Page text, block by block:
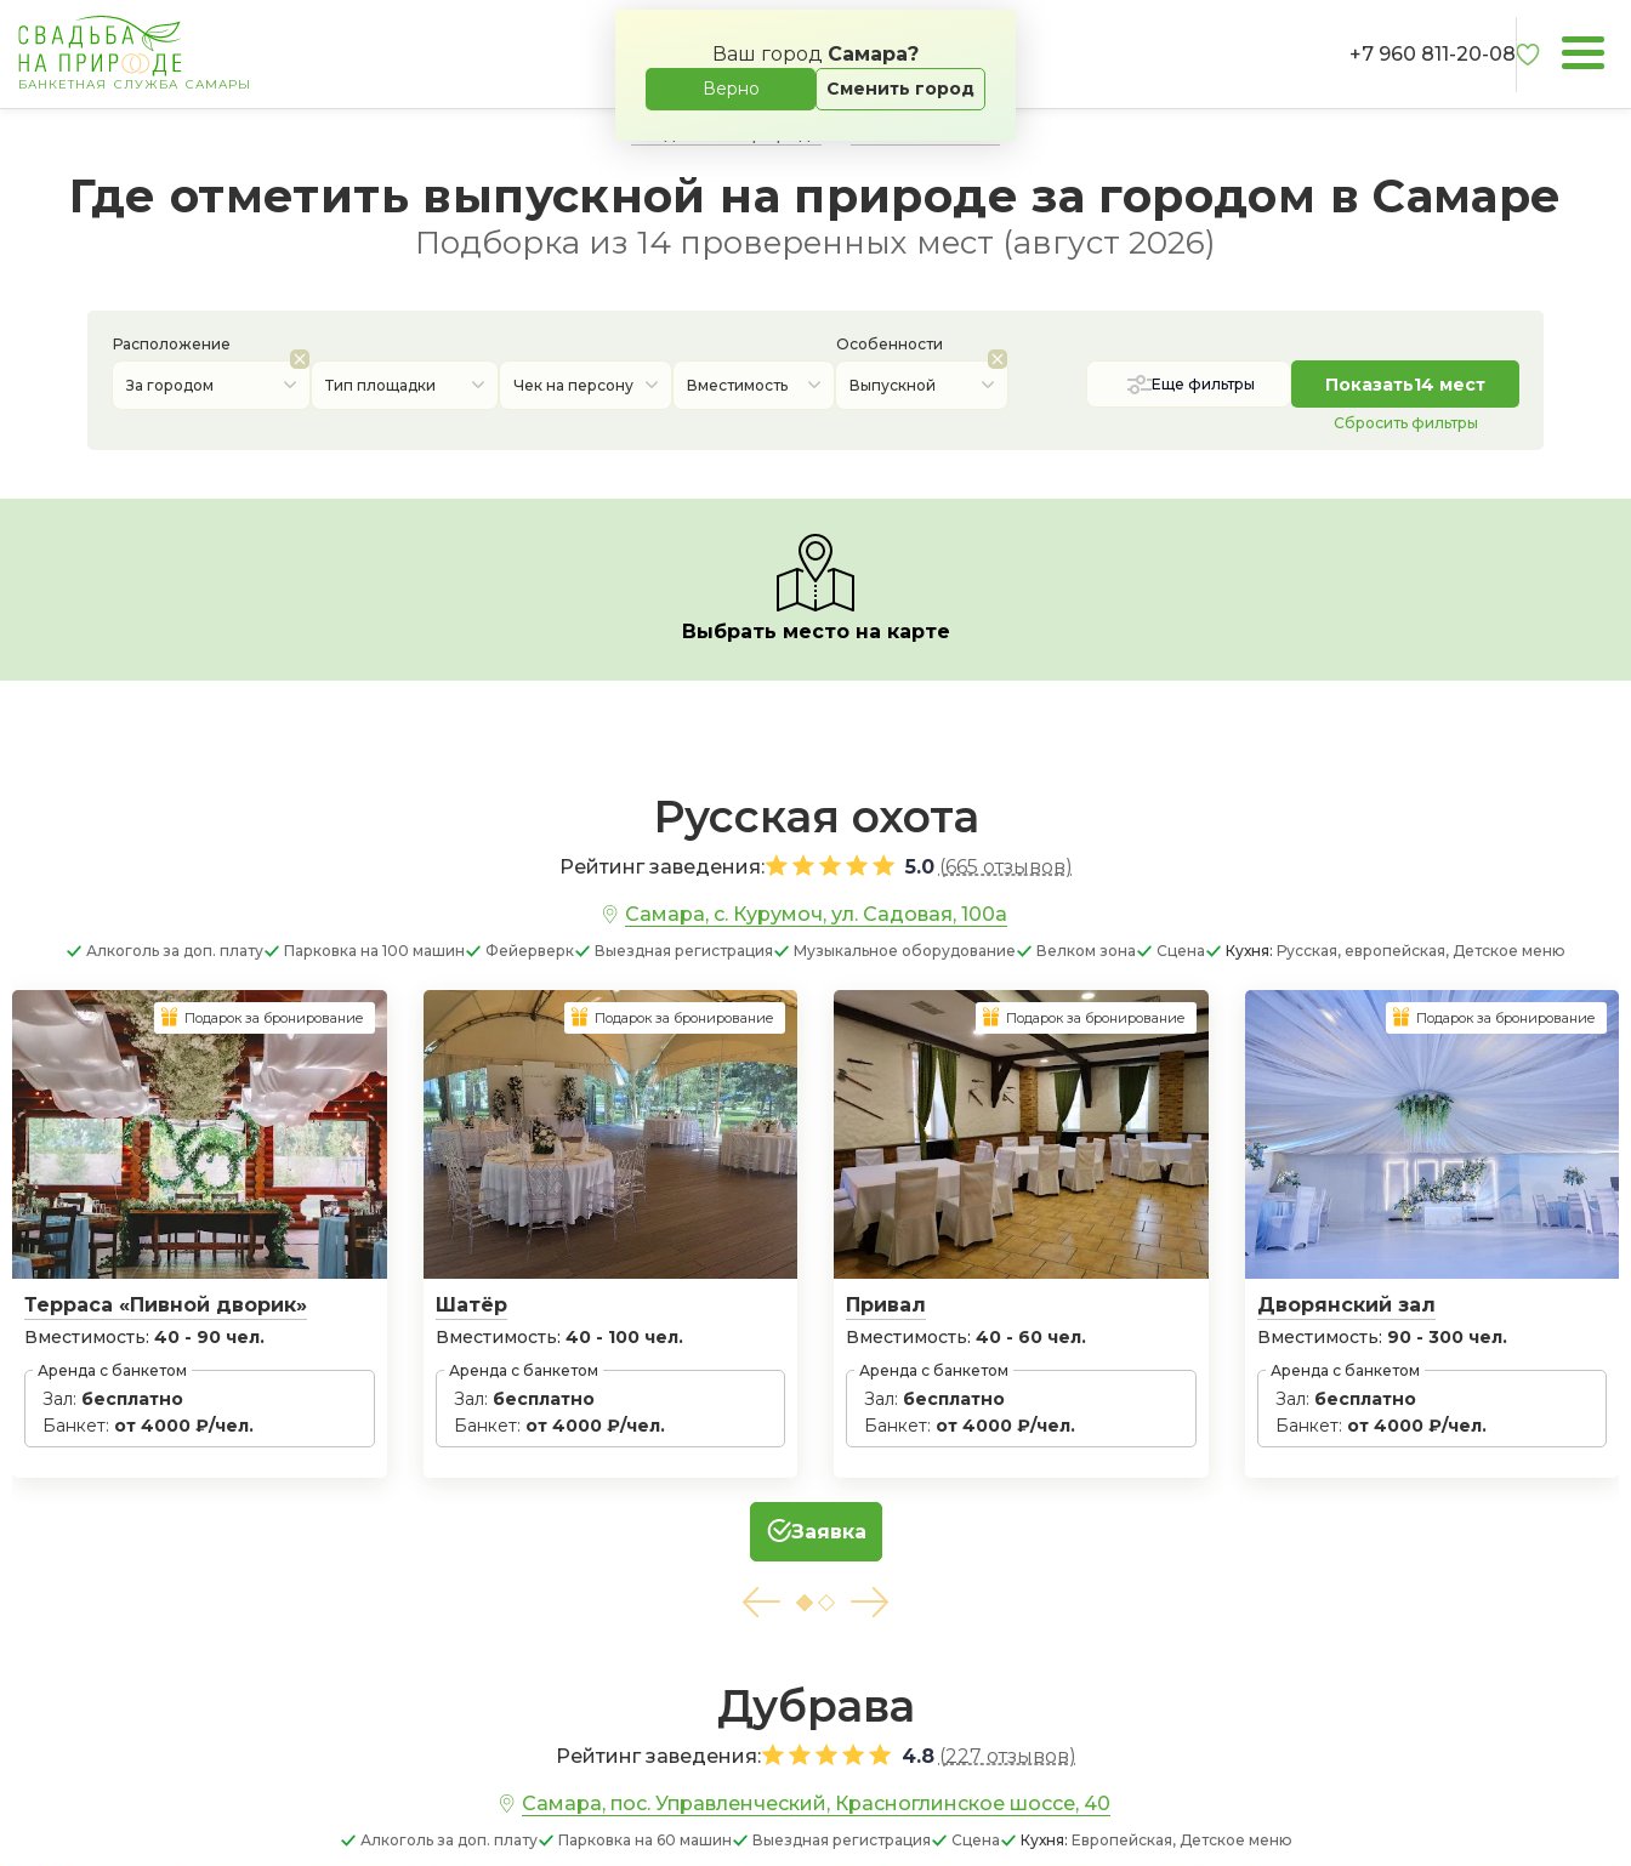
Ваш город Самара?
Верно Сменить город
БАНКЕТНАЯ СЛУЖБА САМАРЫ
Банкет
Выпускной
+7 960 811-20-08
Где отметить выпускной на природе за городом в Самаре
Подборка из 14 проверенных мест (август 2026)
За городом
Расположение
Тип площадки Чек на персону Вместимость Выпускной
Особенности
Еще фильтры Показать14 мест
Сбросить фильтры
Выбрать место на карте
Русская охота
Рейтинг заведения: 5.0 (665 отзывов)
Самара, с. Курумоч, ул. Садовая, 100а
Алкоголь за доп. плату Парковка на 100 машин Фейерверк Выездная регистрация Музыкальное оборудование Велком зона Сцена Кухня: Русская, европейская, Детское меню
Терраса «Пивной дворик»
Вместимость: 40 - 90 чел.
Аренда с банкетом
Зал: бесплатно
Банкет: от 4000 ₽/чел.
Подарок за бронирование
Шатёр
Вместимость: 40 - 100 чел.
Аренда с банкетом
Зал: бесплатно
Банкет: от 4000 ₽/чел.
Подарок за бронирование
Привал
Вместимость: 40 - 60 чел.
Аренда с банкетом
Зал: бесплатно
Банкет: от 4000 ₽/чел.
Подарок за бронирование
Дворянский зал
Вместимость: 90 - 300 чел.
Аренда с банкетом
Зал: бесплатно
Банкет: от 4000 ₽/чел.
Подарок за бронирование
Заявка
Дубрава
Рейтинг заведения: 4.8 (227 отзывов)
Самара, пос. Управленческий, Красноглинское шоссе, 40
Алкоголь за доп. плату Парковка на 60 машин Выездная регистрация Сцена Кухня: Европейская, Детское меню